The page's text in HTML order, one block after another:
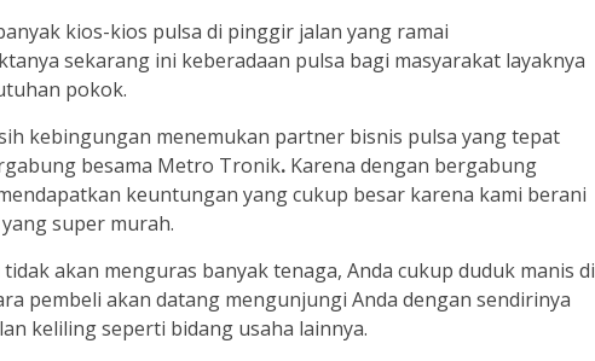
kios-kios pulsa di pinggir jalan yang ramai
sekarang ini keberadaan pulsa bagi masyarakat layaknya
pokok.
kebingungan menemukan partner bisnis pulsa yang tepat
besama Metro Tronik. Karena dengan bergabung
keuntungan yang cukup besar karena kami berani
super murah.
akan menguras banyak tenaga, Anda cukup duduk manis di
pembeli akan datang mengunjungi Anda dengan sendirinya
keliling seperti bidang usaha lainnya.